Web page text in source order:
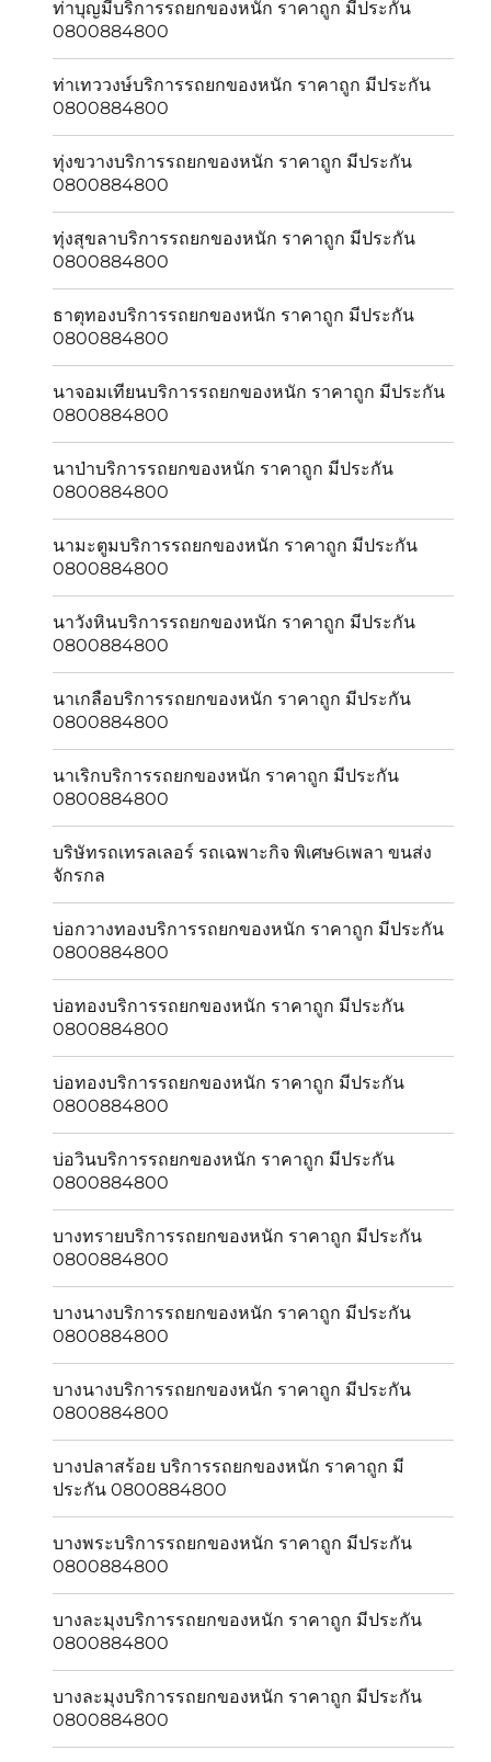
ท่าบุญมีบริการรถยกของหนัก ราคาถูก มีประกัน
0800884800
ท่าเทววงษ์บริการรถยกของหนัก ราคาถูก มีประกัน
0800884800
ทุ่งขวางบริการรถยกของหนัก ราคาถูก มีประกัน
0800884800
ทุ่งสุขลาบริการรถยกของหนัก ราคาถูก มีประกัน
0800884800
ธาตุทองบริการรถยกของหนัก ราคาถูก มีประกัน
0800884800
นาจอมเทียนบริการรถยกของหนัก ราคาถูก มีประกัน
0800884800
นาป่าบริการรถยกของหนัก ราคาถูก มีประกัน
0800884800
นามะตูมบริการรถยกของหนัก ราคาถูก มีประกัน
0800884800
นาวังหินบริการรถยกของหนัก ราคาถูก มีประกัน
0800884800
นาเกลือบริการรถยกของหนัก ราคาถูก มีประกัน
0800884800
นาเริกบริการรถยกของหนัก ราคาถูก มีประกัน
0800884800
บริษัทรถเทรลเลอร์ รถเฉพาะกิจ พิเศษ6เพลา ขนส่ง
จักรกล
บ่อกวางทองบริการรถยกของหนัก ราคาถูก มีประกัน
0800884800
บ่อทองบริการรถยกของหนัก ราคาถูก มีประกัน
0800884800
บ่อทองบริการรถยกของหนัก ราคาถูก มีประกัน
0800884800
บ่อวินบริการรถยกของหนัก ราคาถูก มีประกัน
0800884800
บางทรายบริการรถยกของหนัก ราคาถูก มีประกัน
0800884800
บางนางบริการรถยกของหนัก ราคาถูก มีประกัน
0800884800
บางนางบริการรถยกของหนัก ราคาถูก มีประกัน
0800884800
บางปลาสร้อย บริการรถยกของหนัก ราคาถูก มี
ประกัน 0800884800
บางพระบริการรถยกของหนัก ราคาถูก มีประกัน
0800884800
บางละมุงบริการรถยกของหนัก ราคาถูก มีประกัน
0800884800
บางละมุงบริการรถยกของหนัก ราคาถูก มีประกัน
0800884800